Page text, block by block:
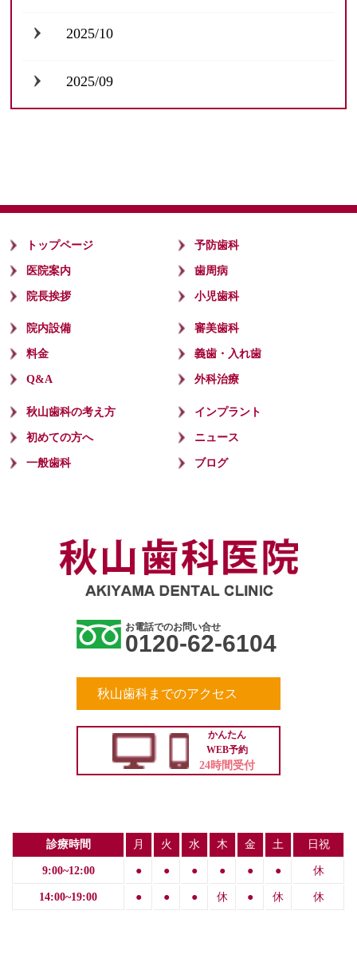
2025/10
2025/09
トップページ
医院案内
院長挨拶
院内設備
料金
Q&A
秋山歯科の考え方
初めての方へ
一般歯科
予防歯科
歯周病
小児歯科
審美歯科
義歯・入れ歯
外科治療
インプラント
ニュース
ブログ
お電話でのお問い合せ
0120-62-6104
秋山歯科までのアクセス
かんたん
WEB予約
24時間受付
診療時間 月 火 水 木 金 土 日祝
9:00~12:00 ● ● ● ● ● ● 休
14:00~19:00 ● ● ● 休 ● 休 休